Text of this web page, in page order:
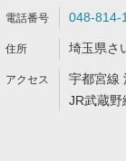
048-814-
埼玉県さ
宇都宮線
JR武蔵野